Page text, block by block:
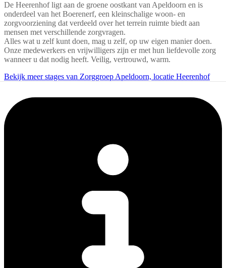
De Heerenhof ligt aan de groene oostkant van Apeldoorn en is
onderdeel van het Boerenerf, een kleinschalige woon- en
zorgvoorziening dat verdeeld over het terrein ruimte biedt aan
mensen met verschillende zorgvragen.
Alles wat u zelf kunt doen, mag u zelf, op uw eigen manier doen.
Onze medewerkers en vrijwilligers zijn er met hun liefdevolle zorg
wanneer u dat nodig heeft. Veilig, vertrouwd, warm.
Bekijk meer stages van Zorggroep Apeldoorn, locatie Heerenhof